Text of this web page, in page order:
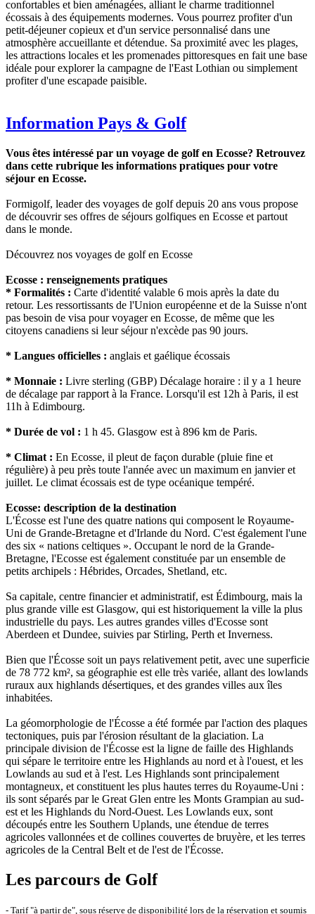
confortables et bien aménagées, alliant le charme traditionnel
écossais à des équipements modernes. Vous pourrez profiter d'un
petit-déjeuner copieux et d'un service personnalisé dans une
atmosphère accueillante et détendue. Sa proximité avec les plages,
les attractions locales et les promenades pittoresques en fait une base
idéale pour explorer la campagne de l'East Lothian ou simplement
profiter d'une escapade paisible.
Information Pays & Golf
Vous êtes intéressé par un voyage de golf en Ecosse? Retrouvez
dans cette rubrique les informations pratiques pour votre
séjour en Ecosse.
Formigolf, leader des voyages de golf depuis 20 ans vous propose
de découvrir ses offres de séjours golfiques en Ecosse et partout
dans le monde.
Découvrez nos voyages de golf en Ecosse
Ecosse : renseignements pratiques
* Formalités : Carte d'identité valable 6 mois après la date du
retour. Les ressortissants de l'Union européenne et de la Suisse n'ont
pas besoin de visa pour voyager en Ecosse, de même que les
citoyens canadiens si leur séjour n'excède pas 90 jours.
* Langues officielles : anglais et gaélique écossais
* Monnaie : Livre sterling (GBP) Décalage horaire : il y a 1 heure
de décalage par rapport à la France. Lorsqu'il est 12h à Paris, il est
11h à Edimbourg.
* Durée de vol : 1 h 45. Glasgow est à 896 km de Paris.
* Climat : En Ecosse, il pleut de façon durable (pluie fine et
régulière) à peu près toute l'année avec un maximum en janvier et
juillet. Le climat écossais est de type océanique tempéré.
Ecosse: description de la destination
L'Écosse est l'une des quatre nations qui composent le Royaume-
Uni de Grande-Bretagne et d'Irlande du Nord. C'est également l'une
des six « nations celtiques ». Occupant le nord de la Grande-
Bretagne, l'Ecosse est également constituée par un ensemble de
petits archipels : Hébrides, Orcades, Shetland, etc.
Sa capitale, centre financier et administratif, est Édimbourg, mais la
plus grande ville est Glasgow, qui est historiquement la ville la plus
industrielle du pays. Les autres grandes villes d'Ecosse sont
Aberdeen et Dundee, suivies par Stirling, Perth et Inverness.
Bien que l'Écosse soit un pays relativement petit, avec une superficie
de 78 772 km², sa géographie est elle très variée, allant des lowlands
ruraux aux highlands désertiques, et des grandes villes aux îles
inhabitées.
La géomorphologie de l'Écosse a été formée par l'action des plaques
tectoniques, puis par l'érosion résultant de la glaciation. La
principale division de l'Écosse est la ligne de faille des Highlands
qui sépare le territoire entre les Highlands au nord et à l'ouest, et les
Lowlands au sud et à l'est. Les Highlands sont principalement
montagneux, et constituent les plus hautes terres du Royaume-Uni :
ils sont séparés par le Great Glen entre les Monts Grampian au sud-
est et les Highlands du Nord-Ouest. Les Lowlands eux, sont
découpés entre les Southern Uplands, une étendue de terres
agricoles vallonnées et de collines couvertes de bruyère, et les terres
agricoles de la Central Belt et de l'est de l'Écosse.
Les parcours de Golf
- Tarif "à partir de", sous réserve de disponibilité lors de la réservation et soumis